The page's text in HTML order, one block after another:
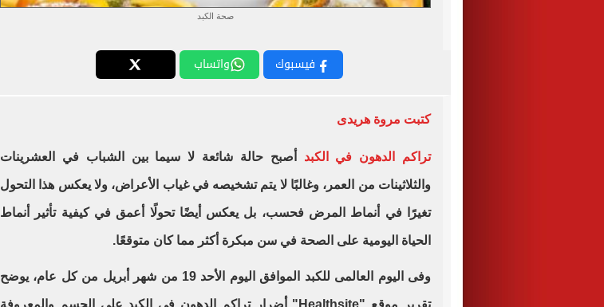
صحة الكبد
فيسبوك واتساب
كتبت مروة هريدى
تراكم الدهون في الكبد أصبح حالة شائعة لا سيما بين الشباب في العشرينات
والثلاثينات من العمر، وغالبًا لا يتم تشخيصه في غياب الأعراض، ولا يعكس هذا التحول
تغيرًا في أنماط المرض فحسب، بل يعكس أيضًا تحولًا أعمق في كيفية تأثير أنماط
الحياة اليومية على الصحة في سن مبكرة أكثر مما كان متوقعًا.
وفى اليوم العالمى للكبد الموافق اليوم الأحد 19 من شهر أبريل من كل عام، يوضح